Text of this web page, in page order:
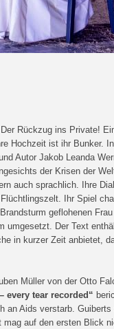
Rückzug ins Private!
Hochzeit ist ihr Bunker.
Autor Jakob Leanda
der Krisen der
auch sprachlich. Ihre
Ihr Spiel
geflohenen
umgesetzt. Der Text
in kurzer Zeit anbietet,
Müller von der Otto
every tear recorded“
an Aids verstarb.
mag auf den ersten Blick